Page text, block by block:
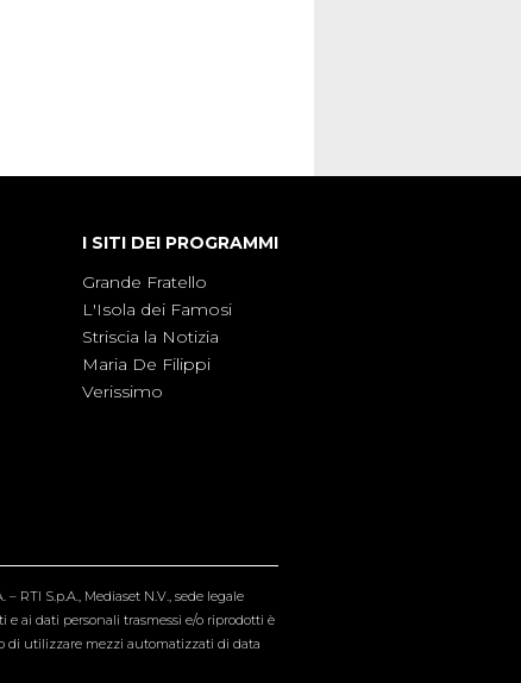
I SITI DEI PROGRAMMI
Grande Fratello
L'Isola dei Famosi
Striscia la Notizia
Maria De Filippi
Verissimo
RTI S.p.A., Mediaset N.V., sede legale
e ai dati personali trasmessi e/o riprodotti è
di utilizzare mezzi automatizzati di data